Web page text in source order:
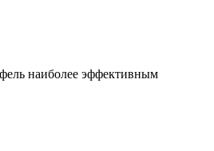
наиболее эффективным